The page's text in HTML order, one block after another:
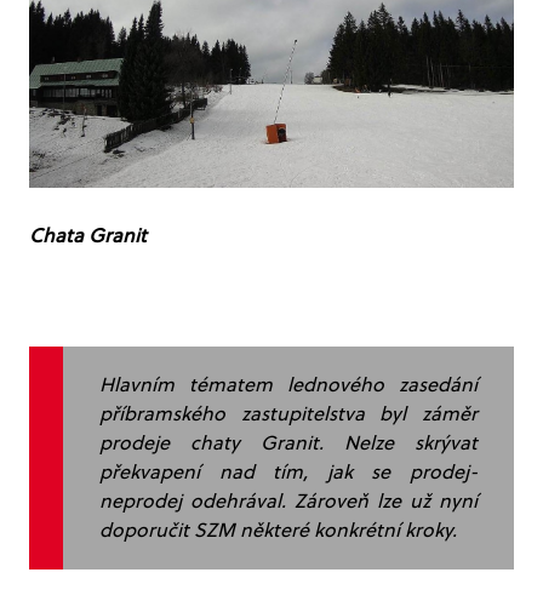
Chata Granit
Hlavním tématem lednového zasedání
příbramského zastupitelstva byl záměr
prodeje chaty Granit. Nelze skrývat
překvapení nad tím, jak se prodej-
neprodej odehrával. Zároveň lze už nyní
doporučit SZM některé konkrétní kroky.